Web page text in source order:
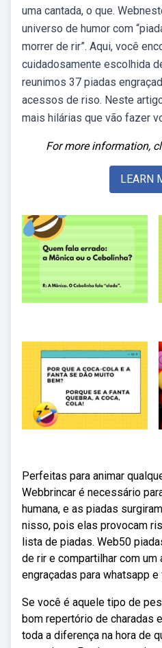
uma cantada, o que.
universo de humor com
morrer de rir”. Aqui, você
cuidadosamente escolhida
reunimos 37 piadas
acessos de riso. Neste
mais hilárias que vão fazer
For more information,
LEARN
Perfeitas para animar
Webbrincar é necessário
humana, e as piadas
nisso, pois elas provocam
lista de piadas. Web50
de rir e compartilhar com um
engraçadas para whatsapp e
Se você é aquele tipo de
bom repertório de charadas
toda a diferença na hora de